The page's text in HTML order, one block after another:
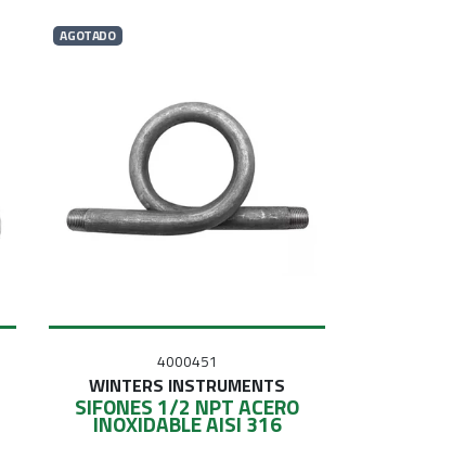
AGOTADO
4000451
WINTERS INSTRUMENTS
SIFONES 1/2 NPT ACERO
INOXIDABLE AISI 316